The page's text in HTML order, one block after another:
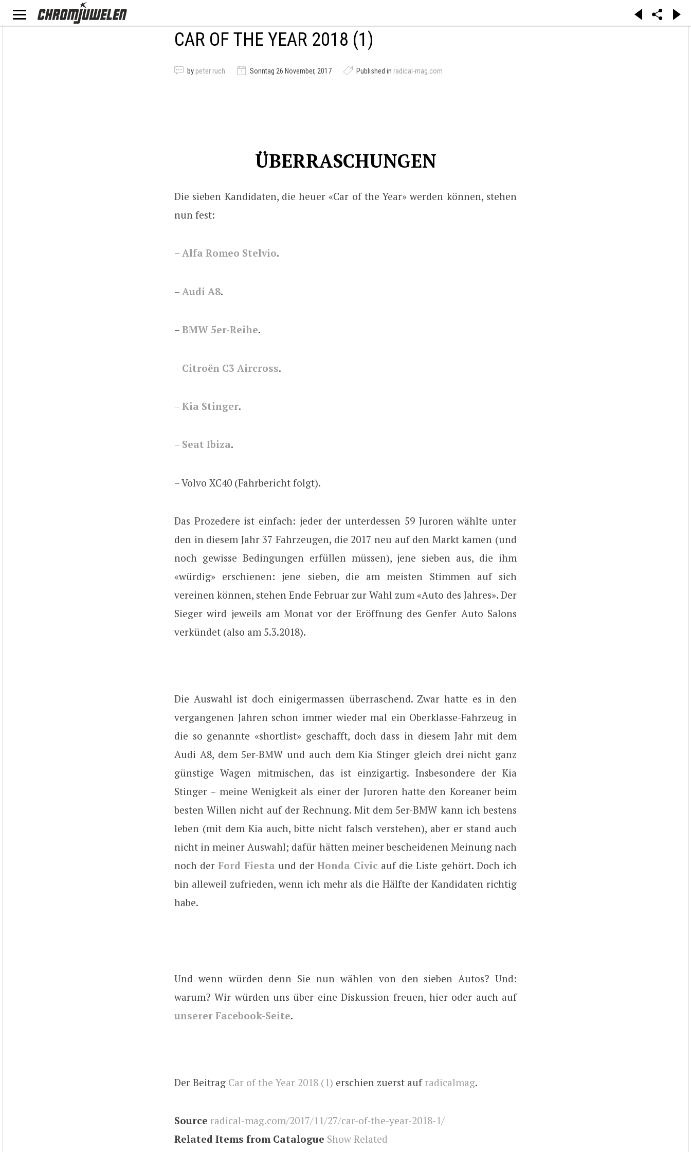
CAR OF THE YEAR 2018 (1)
by peter ruch Sonntag 26 November, 2017 Published in radical-mag.com
ÜBERRASCHUNGEN
Die sieben Kandidaten, die heuer «Car of the Year» werden können, stehen
nun fest:
– Alfa Romeo Stelvio.
– Audi A8.
– BMW 5er-Reihe.
– Citroën C3 Aircross.
– Kia Stinger.
– Seat Ibiza.
– Volvo XC40 (Fahrbericht folgt).
Das Prozedere ist einfach: jeder der unterdessen 59 Juroren wählte unter
den in diesem Jahr 37 Fahrzeugen, die 2017 neu auf den Markt kamen (und
noch gewisse Bedingungen erfüllen müssen), jene sieben aus, die ihm
«würdig» erschienen: jene sieben, die am meisten Stimmen auf sich
vereinen können, stehen Ende Februar zur Wahl zum «Auto des Jahres». Der
Sieger wird jeweils am Monat vor der Eröffnung des Genfer Auto Salons
verkündet (also am 5.3.2018).
Die Auswahl ist doch einigermassen überraschend. Zwar hatte es in den
vergangenen Jahren schon immer wieder mal ein Oberklasse-Fahrzeug in
die so genannte «shortlist» geschafft, doch dass in diesem Jahr mit dem
Audi A8, dem 5er-BMW und auch dem Kia Stinger gleich drei nicht ganz
günstige Wagen mitmischen, das ist einzigartig. Insbesondere der Kia
Stinger – meine Wenigkeit als einer der Juroren hatte den Koreaner beim
besten Willen nicht auf der Rechnung. Mit dem 5er-BMW kann ich bestens
leben (mit dem Kia auch, bitte nicht falsch verstehen), aber er stand auch
nicht in meiner Auswahl; dafür hätten meiner bescheidenen Meinung nach
noch derFord Fiesta und derHonda Civic auf die Liste gehört. Doch ich
bin alleweil zufrieden, wenn ich mehr als die Hälfte der Kandidaten richtig
habe.
Und wenn würden denn Sie nun wählen von den sieben Autos? Und:
warum? Wir würden uns über eine Diskussion freuen, hier oder auch auf
unserer Facebook-Seite.
Der Beitrag Car of the Year 2018 (1) erschien zuerst auf radicalmag.
Source radical-mag.com/2017/11/27/car-of-the-year-2018-1/
Related Items from Catalogue Show Related